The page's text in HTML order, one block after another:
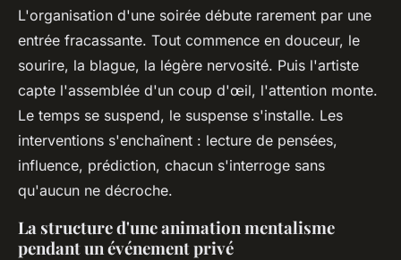
L'organisation d'une soirée débute rarement par une
entrée fracassante. Tout commence en douceur, le
sourire, la blague, la légère nervosité. Puis l'artiste
capte l'assemblée d'un coup d'œil, l'attention monte.
Le temps se suspend, le suspense s'installe. Les
interventions s'enchaînent : lecture de pensées,
influence, prédiction, chacun s'interroge sans
qu'aucun ne décroche.
La structure d'une animation mentalisme
pendant un événement privé